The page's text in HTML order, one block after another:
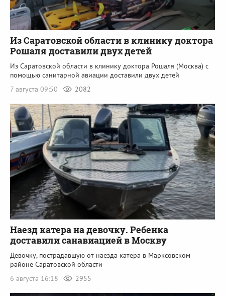
Из Саратовской области в клинику доктора
Рошаля доставили двух детей
Из Саратовской области в клинику доктора Рошаля (Москва) с
помощью санитарной авиации доставили двух детей
7 августа 09:50
2082
Наезд катера на девочку. Ребенка
доставили санавиацией в Москву
Девочку, пострадавшую от наезда катера в Марксовском
районе Саратовской области
6 августа 16:18
2955